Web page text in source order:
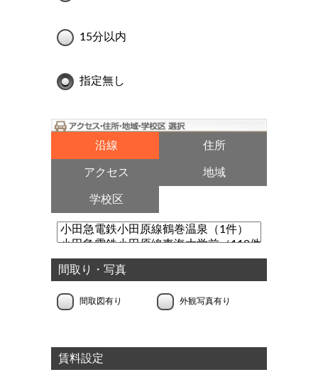
15分以内
指定無し
沿線 住所
アクセス 地域
学校区
間取り・写真
間取図有り 外観写真有り
賃料設定